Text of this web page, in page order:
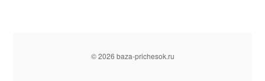
© 2026 baza-prichesok.ru